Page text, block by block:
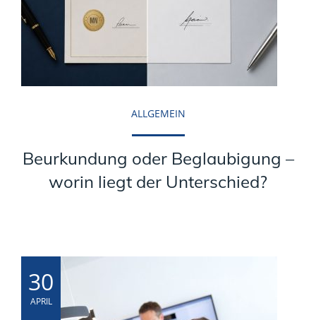
ALLGEMEIN
Beurkundung oder Beglaubigung –
worin liegt der Unterschied?
30
APRIL